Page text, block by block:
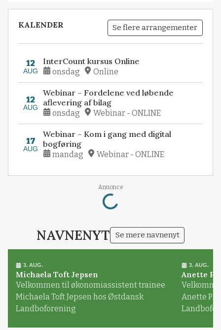
KALENDER Se flere arrangementer
12
AUG
InterCount kursus Online
onsdag Online
12
AUG
Webinar – Fordelene ved løbende
aflevering af bilag
onsdag Webinar - ONLINE
17
AUG
Webinar – Kom i gang med digital
bogføring
mandag Webinar - ONLINE
Annonce
Loading...
NAVNENYT Se mere navnenyt
3. AUG.
Michaela Toft Jepsen
Velkommen til økonomiassistent trainee
Michaela Toft Jepsen hos Østdansk
Landboforening
3. AUG.
Anette
Anette